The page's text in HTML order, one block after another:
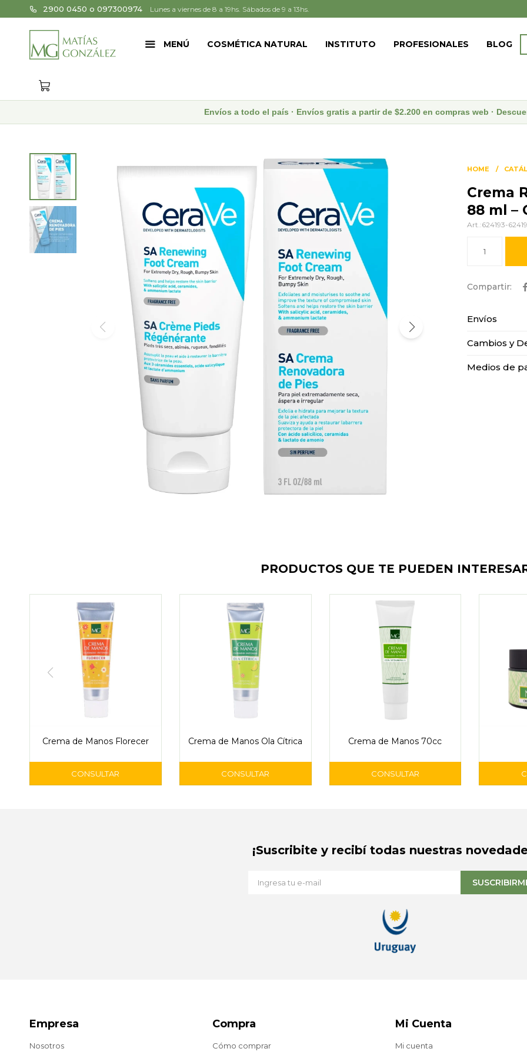
MENÚ COSMÉTICA NATURAL INSTITUTO PROFESIONALES BLOG
2900 0450 o 097300974 Lunes a viernes de 8 a 19hs. Sábados de 9 a 13hs.
Envíos a todo el país · Envíos gratis a partir de $2.200 en compras web ·
HOME
Crema
88 ml –
624193-
1

Envíos
Cambios y
Medios de
PRODUCTOS QUE TE PUEDEN
Crema de Manos Florecer Crema de Manos Ola Cítrica Crema de Manos 70cc
Empresa
Nosotros
Compra
Cómo comprar
Mi Cuenta
Mi cuenta
¡Suscribite y recibí todas nuestras